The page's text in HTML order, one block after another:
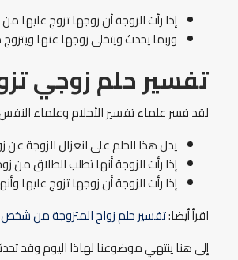
إذا رأت الزوجة أن زوجها تزوج
وربما يحدث ويتخلى زوجها عنها
تفسير حلم زوجي
لقد فسر علماء تفسير الأحلام وعلماء
يدل هذا الحلم على انعزال الزوجة
إذا رأت الزوجة أنها تطلب الطلاق من
إذا رأت الزوجة أن زوجها تزوج
اقرأ أيضا:تفسير حلم زواج المتزوجة من
إلى هنا ينتهي موضوعنا لهاذا اليوم وقد